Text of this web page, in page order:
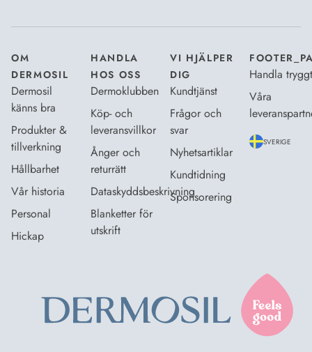
OM
DERMOSIL
Dermosil
känns bra
Produkter &
tillverkning
Hållbarhet
Vår historia
Personal
Hickap
HANDLA
HOS OSS
Dermoklubben
Köp- och
leveransvillkor
Ånger och
returrätt
Dataskyddsbeskrivning
Blanketter för
utskrift
VI HJÄLPER
DIG
Kundtjänst
Frågor och
svar
Nyhetsartiklar
Kundtidning
Sponsorering
Handla tryggt
Våra
SVERIGE